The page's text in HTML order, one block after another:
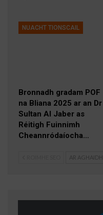
NUACHT TIONSCAIL
Bronnadh gradam POF
na Bliana 2025 ar an Dr
Sultan Al Jaber as
Réitigh Fuinnimh
Cheannródaíocha…
AR AGHAIDH